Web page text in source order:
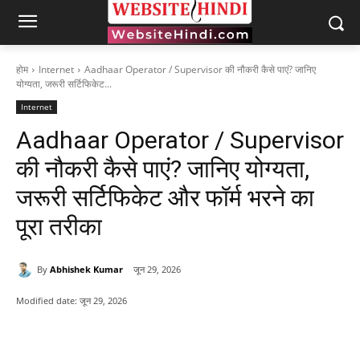
होम Internet
Aadhaar Operator / Supervisor की नौकरी कैसे पाएं? जानिए
योग्यता, जरूरी सर्टिफिकेट...
Internet
Aadhaar Operator / Supervisor
की नौकरी कैसे पाएं? जानिए योग्यता,
जरूरी सर्टिफिकेट और फॉर्म भरने का
पूरा तरीका
By Abhishek Kumar जून 29, 2026
Modified date: जून 29, 2026